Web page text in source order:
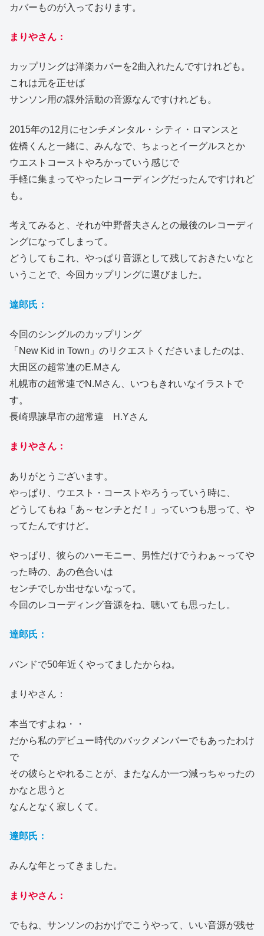
カバーものが入っております。
まりやさん：
カップリングは洋楽カバーを2曲入れたんですけれども。
これは元を正せば
サンソン用の課外活動の音源なんですけれども。
2015年の12月にセンチメンタル・シティ・ロマンスと
佐橋くんと一緒に、みんなで、ちょっとイーグルスとか
ウエストコーストやろかっていう感じで
手軽に集まってやったレコーディングだったんですけれど
も。
考えてみると、それが中野督夫さんとの最後のレコーディ
ングになってしまって。
どうしてもこれ、やっぱり音源として残しておきたいなと
いうことで、今回カップリングに選びました。
達郎氏：
今回のシングルのカップリング
「New Kid in Town」のリクエストくださいましたのは、
大田区の超常連のE.Mさん
札幌市の超常連でN.Mさん、いつもきれいなイラストで
す。
長崎県諫早市の超常連 H.Yさん
まりやさん：
ありがとうございます。
やっぱり、ウエスト・コーストやろうっていう時に、
どうしてもね「あ～センチとだ！」っていつも思って、や
ってたんですけど。
やっぱり、彼らのハーモニー、男性だけでうわぁ～ってや
った時の、あの色合いは
センチでしか出せないなって。
今回のレコーディング音源をね、聴いても思ったし。
達郎氏：
バンドで50年近くやってましたからね。
まりやさん：
本当ですよね・・
だから私のデビュー時代のバックメンバーでもあったわけ
で
その彼らとやれることが、またなんか一つ減っちゃったの
かなと思うと
なんとなく寂しくて。
達郎氏：
みんな年とってきました。
まりやさん：
でもね、サンソンのおかげでこうやって、いい音源が残せ